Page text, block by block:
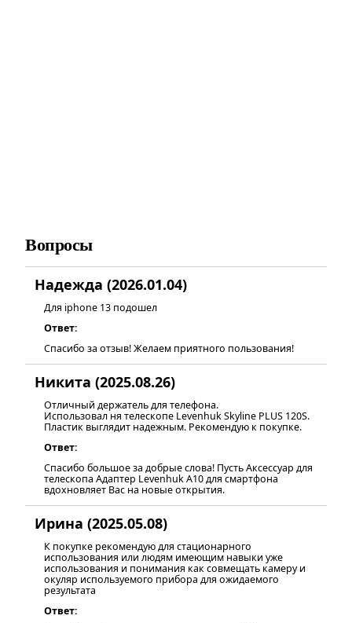
Вопросы
Надежда (2026.01.04)
Для iphone 13 подошел
Ответ:
Спасибо за отзыв! Желаем приятного пользования!
Никита (2025.08.26)
Отличный держатель для телефона.
Использовал ня телескопе Levenhuk Skyline PLUS 120S.
Пластик выглядит надежным. Рекомендую к покупке.
Ответ:
Спасибо большое за добрые слова! Пусть Аксессуар для
телескопа Адаптер Levenhuk A10 для смартфона
вдохновляет Вас на новые открытия.
Ирина (2025.05.08)
К покупке рекомендую для стационарного
использования или людям имеющим навыки уже
использования и понимания как совмещать камеру и
окуляр используемого прибора для ожидаемого
результата
Ответ: